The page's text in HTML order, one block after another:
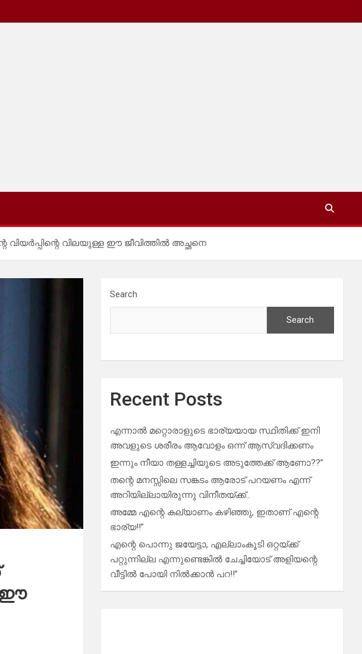
വിയർപ്പിന്റെ വിലയുള്ള ഈ ജീവിത്തിൽ അച്ഛനെ
ഈ
Search
Search
Recent Posts
എന്നാൽ മറ്റൊരാളുടെ ഭാര്യയായ സ്ഥിതിക്ക് ഇനി
അവളുടെ ശരീരം ആവോളം ഒന്ന് ആസ്വദിക്കണം
ഇന്നും നീയാ തള്ളച്ചിയുടെ അടുത്തേക്ക് ആണോ??”
തന്റെ മനസ്സിലെ സങ്കടം ആരോട് പറയണം എന്ന്
അറിയില്ലായിരുന്നു വിനീതയ്ക്ക്..
അമ്മേ എന്റെ കല്യാണം കഴിഞ്ഞു, ഇതാണ് എന്റെ
ഭാര്യ!!”
എന്റെ പൊന്നു ജയേട്ടാ, എല്ലാംകൂടി ഒറ്റയ്ക്ക്
പറ്റുന്നില്ല എന്നുണ്ടെങ്കിൽ ചേച്ചിയോട് അളിയന്റെ
വീട്ടിൽ പോയി നിൽക്കാൻ പറ!!”